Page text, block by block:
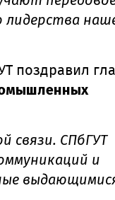
лидерства
поздравил
связи. СПбГУТ
и